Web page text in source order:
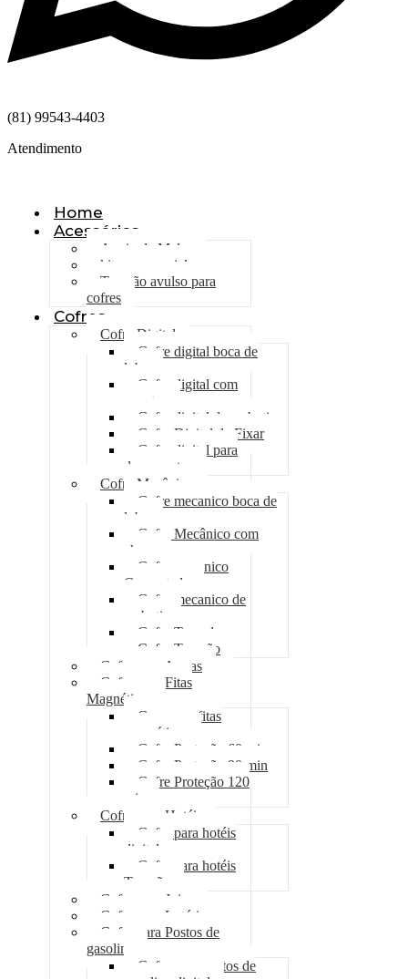
(81) 99543-4403
Atendimento
Home
Acessórios
Apoio de Malas
kit emergencial
Trancão avulso para
cofres
Cofres
Cofre Digital
Cofre digital boca de
lobo
Cofre digital com
gavetas
Cofre digital de embutir
Cofre Digital de Fixar
Cofre digital para
documentos
Cofre Mecânico
Cofre mecanico boca de
lobo
Cofre Mecânico com
chave
Cofre mecanico
Concretado
Cofre mecanico de
embutir
Cofre Tomada
Cofre Trancão
Cofre para Armas
Cofre para Fitas
Magnéticas
Case para fitas
magnéticas
Cofre Proteção 60 min
Cofre Proteção 90 min
Cofre Proteção 120
min
Cofre para Hotéis
Cofre para hotéis
digital
Cofre para hotéis
Trancão
Cofre para Joias
Cofre para Lotéricas
Cofre para Postos de
gasolina
Cofre para postos de